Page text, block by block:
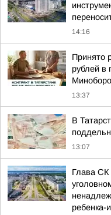
14:16
Принято
рублей в
13:37
В
13:07
Глава СК